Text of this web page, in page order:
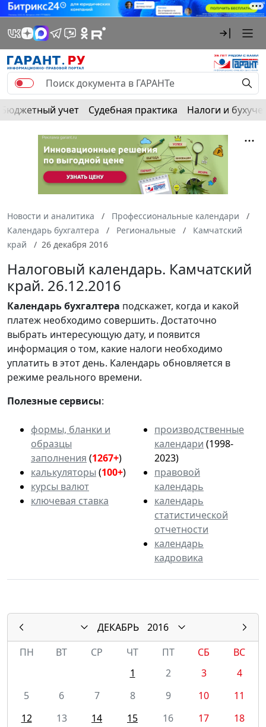
Бюджетный учет Судебная практика Налоги и
Новости и аналитика
Профессиональные календари
Календарь бухгалтера
Региональные
Камчатский
край
26 декабря 2016
Налоговый календарь. Камчатский
край. 26.12.2016
Календарьбухгалтера подскажет, когда и какой
платеж необходимо совершить. Достаточно
выбрать интересующую дату, и появится
информация о том, какие налоги необходимо
уплатить в этот день. Календарь обновляется в
режиме реального времени.
Полезные сервисы:
формы, бланки и
образцы
заполнения (1267+)
калькуляторы (100+)
курсы валют
ключевая ставка
производственные
календари (1998-
2023)
правовой
календарь
календарь
статистической
отчетности
календарь
кадровика
ДЕКАБРЬ
2016
ПН
ВТ СР ЧТ ПТ СБ
ВС
1
2 3
4
5
6 7 8 9 10
11
12
13 14 15 16 17
18